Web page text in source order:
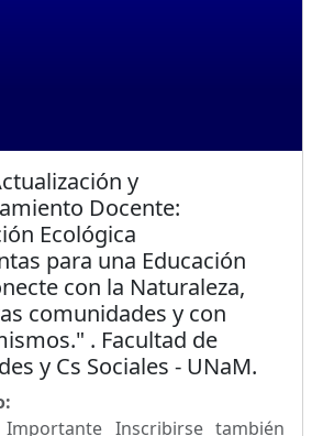
y
Docente:
Ecológica
para una Educación
con la Naturaleza,
comunidades y con
. Facultad de
y Cs Sociales - UNaM.
Inscribirse también